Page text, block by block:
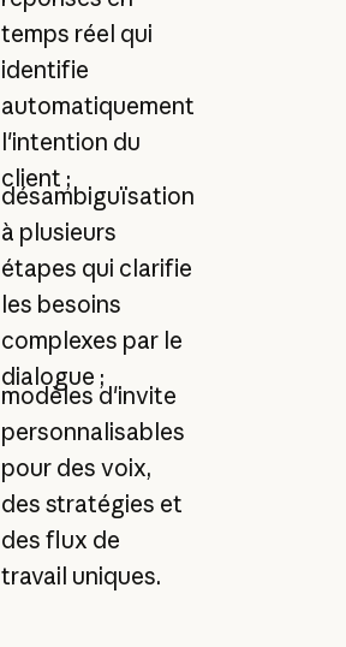
temps réel qui
identifie
automatiquement
l'intention du
client ;
désambiguïsation
à plusieurs
étapes qui clarifie
les besoins
complexes par le
dialogue ;
modèles d'invite
personnalisables
pour des voix,
des stratégies et
des flux de
travail uniques.